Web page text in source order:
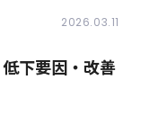
2026.03.11
下要因・改善